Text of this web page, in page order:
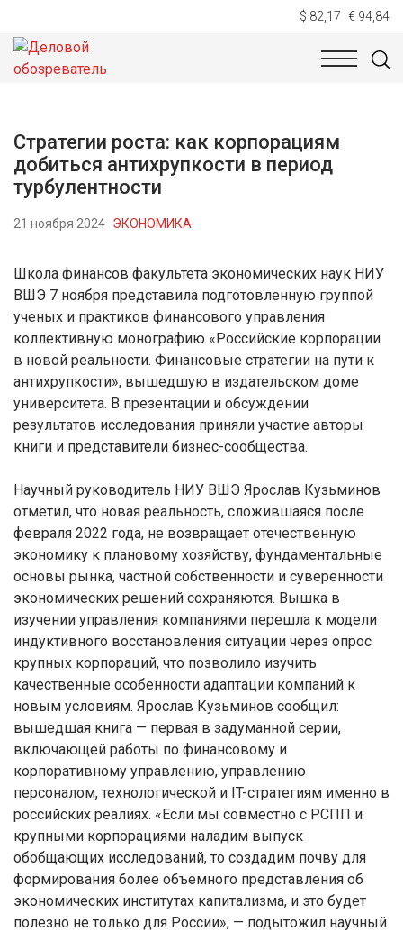
$ 82,17 € 94,84
НОВОСТИ
Стратегии роста: как корпорациям
добиться антихрупкости в период
турбулентности
21 ноября 2024 ЭКОНОМИКА
Школа финансов факультета экономических наук НИУ
ВШЭ 7 ноября представила подготовленную группой
ученых и практиков финансового управления
коллективную монографию «Российские корпорации
в новой реальности. Финансовые стратегии на пути к
антихрупкости», вышедшую в издательском доме
университета. В презентации и обсуждении
результатов исследования приняли участие авторы
книги и представители бизнес-сообщества.
Научный руководитель НИУ ВШЭ Ярослав Кузьминов
отметил, что новая реальность, сложившаяся после
февраля 2022 года, не возвращает отечественную
экономику к плановому хозяйству, фундаментальные
основы рынка, частной собственности и суверенности
экономических решений сохраняются. Вышка в
изучении управления компаниями перешла к модели
индуктивного восстановления ситуации через опрос
крупных корпораций, что позволило изучить
качественные особенности адаптации компаний к
новым условиям. Ярослав Кузьминов сообщил:
вышедшая книга — первая в задуманной серии,
включающей работы по финансовому и
корпоративному управлению, управлению
персоналом, технологической и IT-стратегиям именно в
российских реалиях. «Если мы совместно с РСПП и
крупными корпорациями наладим выпуск
обобщающих исследований, то создадим почву для
формирования более объемного представления об
экономических институтах капитализма, и это будет
полезно не только для России», — подытожил научный